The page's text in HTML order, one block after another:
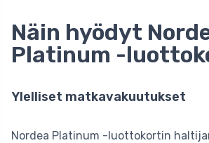
Näin hyödyt
Platinum -
Ylelliset matkavakuutukset
Nordea Platinum -luottokortin